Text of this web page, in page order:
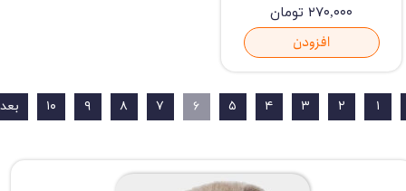
۲۷۰,۰۰۰ تومان
افزودن
۱ ۲ ۳ ۴ ۵ ۶ ۷ ۸ ۹ ۱۰